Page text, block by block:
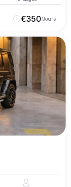
€350/Jours